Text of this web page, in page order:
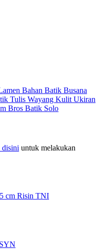
Bahan Batik Busana
Tulis Wayang Kulit Ukiran
Bros Batik Solo
untuk melakukan